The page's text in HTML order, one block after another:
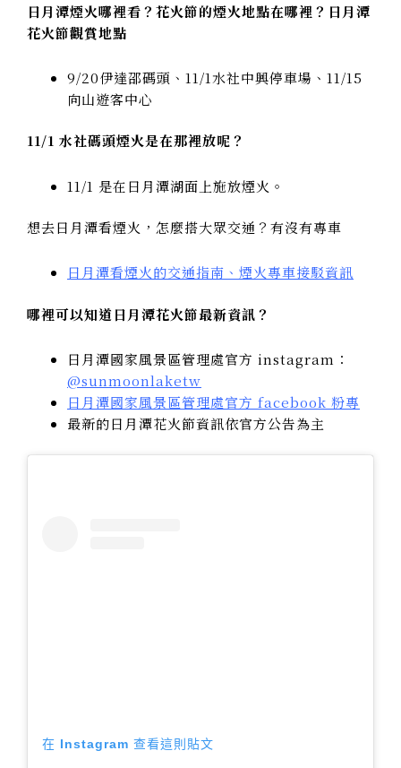
日月潭煙火哪裡看？花火節的煙火地點在哪裡？日月潭
花火節觀賞地點
9/20伊達邵碼頭、11/1水社中興停車場、11/15
向山遊客中心
11/1 水社碼頭煙火是在那裡放呢？
11/1 是在日月潭湖面上施放煙火。
想去日月潭看煙火，怎麼搭大眾交通？有沒有專車
日月潭看煙火的交通指南、煙火專車接駁資訊
哪裡可以知道日月潭花火節最新資訊？
日月潭國家風景區管理處官方 instagram：
@sunmoonlaketw
日月潭國家風景區管理處官方 facebook 粉專
最新的日月潭花火節資訊依官方公告為主
在 Instagram 查看這則貼文